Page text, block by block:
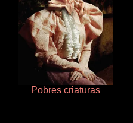
Pobres criaturas